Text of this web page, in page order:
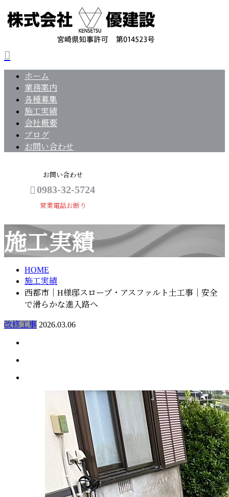
ホーム
業務案内
各種募集
施工実績
会社概要
ブログ
お問い合わせ
お問い合わせ
0983-32-5724
営業電話お断り
メールフォーム
施工実績
HOME
施工実績
西都市｜H様邸スロープ・アスファルト土工事｜安全
で滑らかな進入路へ
改修工事 2026.03.06